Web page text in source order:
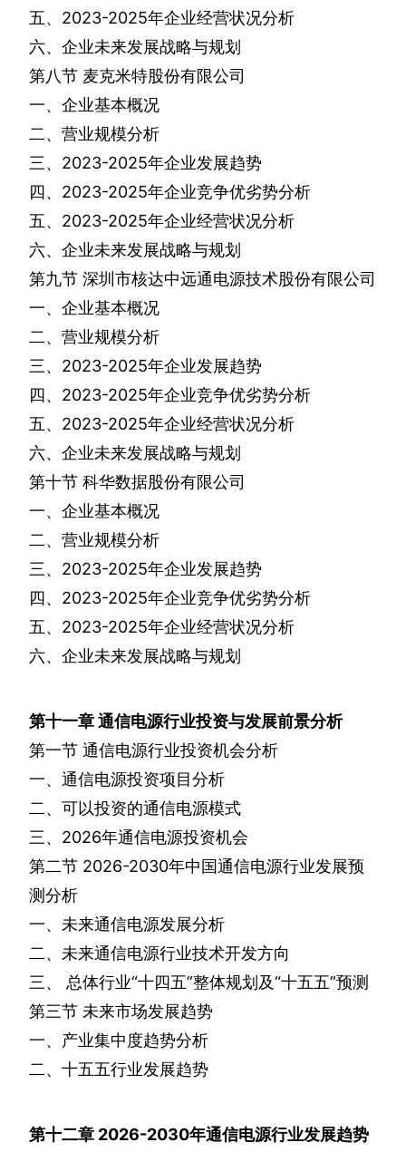
五、 2023-2025年企业经营状况分析
六、企业未来发展战略与规划
第八节 麦克米特股份有限公司
一、企业基本概况
二、营业规模分析
三、 2023-2025年企业发展趋势
四、 2023-2025年企业竞争优劣势分析
五、 2023-2025年企业经营状况分析
六、企业未来发展战略与规划
第九节 深圳市核达中远通电源技术股份有限公司
一、企业基本概况
二、营业规模分析
三、 2023-2025年企业发展趋势
四、 2023-2025年企业竞争优劣势分析
五、 2023-2025年企业经营状况分析
六、企业未来发展战略与规划
第十节 科华数据股份有限公司
一、企业基本概况
二、营业规模分析
三、 2023-2025年企业发展趋势
四、 2023-2025年企业竞争优劣势分析
五、 2023-2025年企业经营状况分析
六、企业未来发展战略与规划
第十一章通信电源行业投资与发展前景分析
第一节 通信电源行业投资机会分析
一、通信电源投资项目分析
二、可以投资的通信电源模式
三、 2026年通信电源投资机会
第二节 2026-2030年中国通信电源行业发展预
测分析
一、未来通信电源发展分析
二、未来通信电源行业技术开发方向
三、
总体行业“十四五”整体规划及“十五五”预测
第三节 未来市场发展趋势
一、产业集中度趋势分析
二、十五五行业发展趋势
第十二章 2026-2030年通信电源行业发展趋势